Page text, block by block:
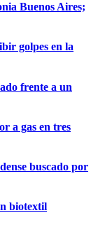
Buenos Aires;
golpes en la
frente a un
a gas en tres
buscado por
biotextil